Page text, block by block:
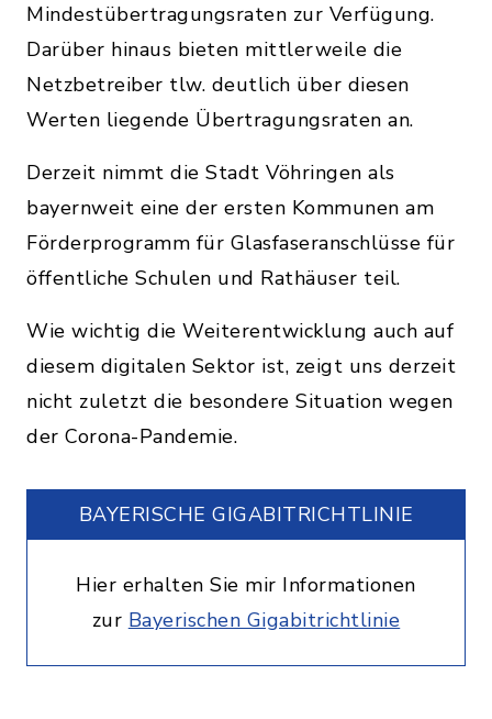
Mindestübertragungsraten zur Verfügung.
Darüber hinaus bieten mittlerweile die
Netzbetreiber tlw. deutlich über diesen
Werten liegende Übertragungsraten an.
Derzeit nimmt die Stadt Vöhringen als
bayernweit eine der ersten Kommunen am
Förderprogramm für Glasfaseranschlüsse für
öffentliche Schulen und Rathäuser teil.
Wie wichtig die Weiterentwicklung auch auf
diesem digitalen Sektor ist, zeigt uns derzeit
nicht zuletzt die besondere Situation wegen
der Corona-Pandemie.
BAYERISCHE GIGABITRICHTLINIE
Hier erhalten Sie mir Informationen
zur Bayerischen Gigabitrichtlinie